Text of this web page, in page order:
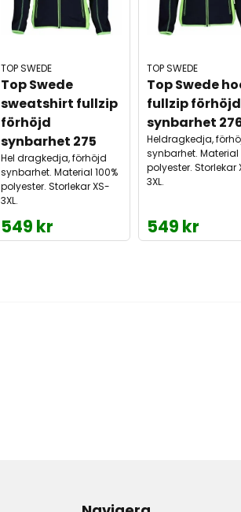
TOP SWEDE
Top Swede
sweatshirt fullzip
förhöjd
synbarhet 275
Hel dragkedja, förhöjd
synbarhet. Material 100%
polyester. Storlekar XS-
3XL.
549 kr
TOP SWEDE
Top Swede
fullzip förhöjd
synbarhet
Heldragkedja,
synbarhet. Material
polyester. Storlekar
3XL.
549 kr